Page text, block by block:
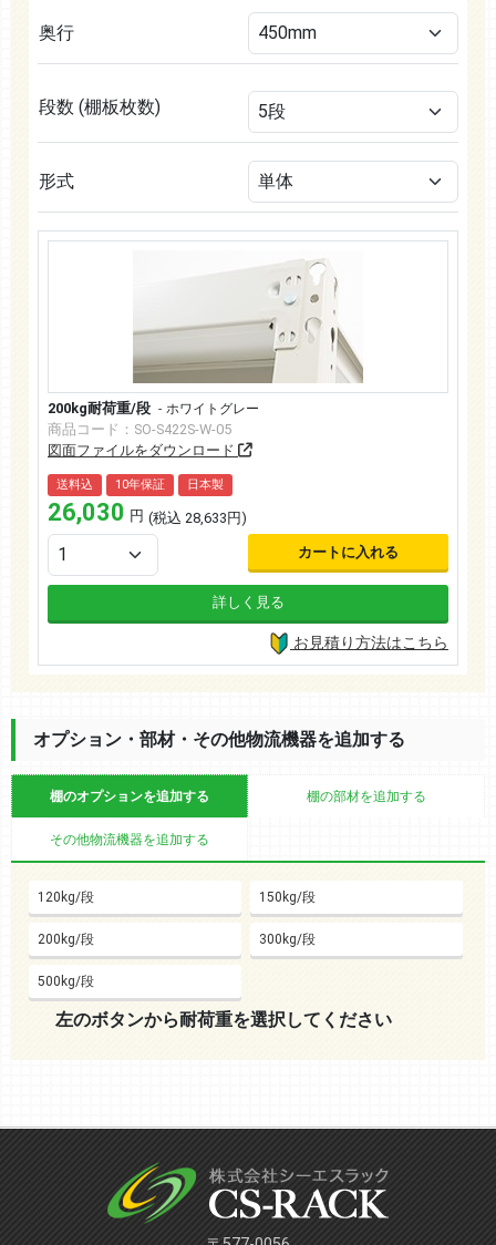
奥行
段数 (棚板枚数)
形式
200kg耐荷重/段 ホワイトグレー
商品コード： SO-S422S-W-05
図面ファイルをダウンロード
送料込 10年保証 日本製
26,030 円 (税込 28,633 円)
カートに入れる
詳しく見る
お見積り方法はこちら
オプション・部材・その他物流機器を追加する
棚のオプションを追加する 棚の部材を追加する
その他物流機器を追加する
120kg/段 150kg/段
200kg/段 300kg/段
500kg/段
左のボタンから耐荷重を選択してください